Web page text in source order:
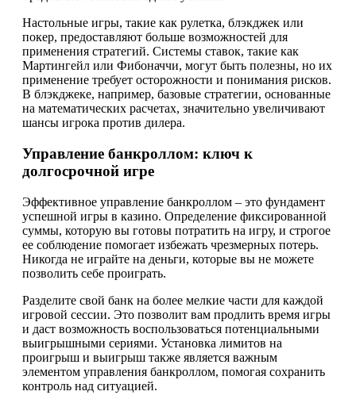
Настольные игры, такие как рулетка, блэкджек или
покер, предоставляют больше возможностей для
применения стратегий. Системы ставок, такие как
Мартингейл или Фибоначчи, могут быть полезны, но их
применение требует осторожности и понимания рисков.
В блэкджеке, например, базовые стратегии, основанные
на математических расчетах, значительно увеличивают
шансы игрока против дилера.
Управление банкроллом: ключ к
долгосрочной игре
Эффективное управление банкроллом – это фундамент
успешной игры в казино. Определение фиксированной
суммы, которую вы готовы потратить на игру, и строгое
ее соблюдение помогает избежать чрезмерных потерь.
Никогда не играйте на деньги, которые вы не можете
позволить себе проиграть.
Разделите свой банк на более мелкие части для каждой
игровой сессии. Это позволит вам продлить время игры
и даст возможность воспользоваться потенциальными
выигрышными сериями. Установка лимитов на
проигрыш и выигрыш также является важным
элементом управления банкроллом, помогая сохранить
контроль над ситуацией.